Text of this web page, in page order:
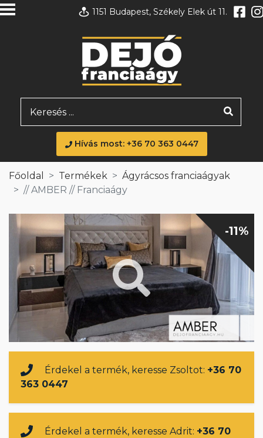
1151 Budapest, Székely Elek út 11.
Hívás most: +36 70 363 0447
Főoldal Termékek
Ágyrácsos franciaágyak
// AMBER // Franciaágy
-11%
Érdekel a termék, keresse Zsoltot: +36 70
363 0447
Érdekel a termék, keresse Adrit: +36 70